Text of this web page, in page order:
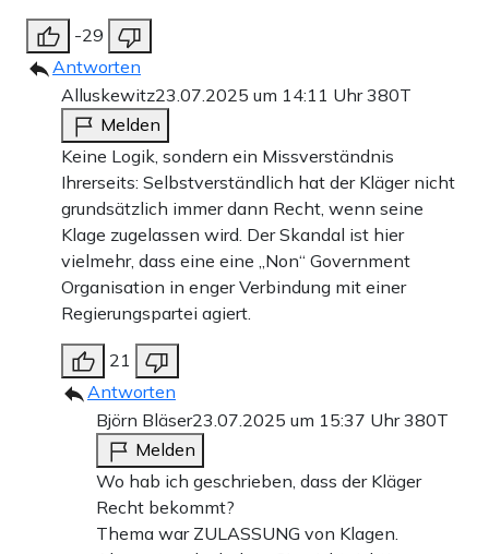
-29
Antworten
Alluskewitz23.07.2025 um 14:11 Uhr380T
Melden
Keine Logik, sondern ein Missverständnis
Ihrerseits: Selbstverständlich hat der Kläger nicht
grundsätzlich immer dann Recht, wenn seine
Klage zugelassen wird. Der Skandal ist hier
vielmehr, dass eine eine „Non“ Government
Organisation in enger Verbindung mit einer
Regierungspartei agiert.
21
Antworten
Björn Bläser23.07.2025 um 15:37 Uhr380T
Melden
Wo hab ich geschrieben, dass der Kläger
Recht bekommt?
Thema war ZULASSUNG von Klagen.